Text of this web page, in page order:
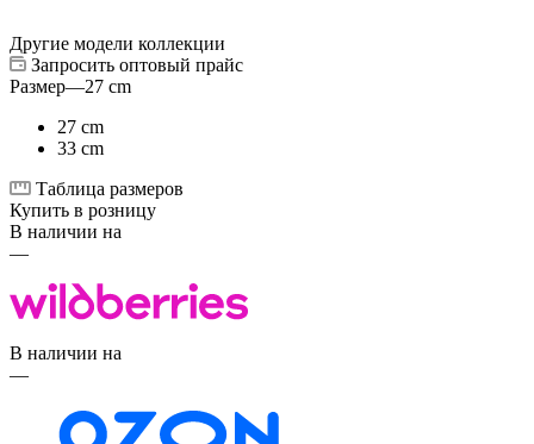
Другие модели коллекции
Запросить оптовый прайс
Размер—27 cm
27 cm
33 cm
Таблица размеров
Купить в розницу
В наличии на
—
В наличии на
—